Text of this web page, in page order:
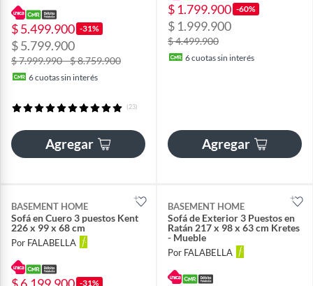
$ 5.499.900 -31%
$ 5.799.900
$ 7.999.990 - $ 8.759.900
6cuotas sin interés
(23)
Agregar
$ 1.799.900 -60%
$ 1.999.900
$ 4.499.900
6cuotas sin interés
Agregar
BASEMENT HOME
Sofá en Cuero 3 puestos Kent
226 x 99 x 68 cm
Por FALABELLA
-31%
BASEMENT HOME
Sofá de Exterior 3 Puestos en
Ratán 217 x 98 x 63 cm Kretes
- Mueble
Por FALABELLA